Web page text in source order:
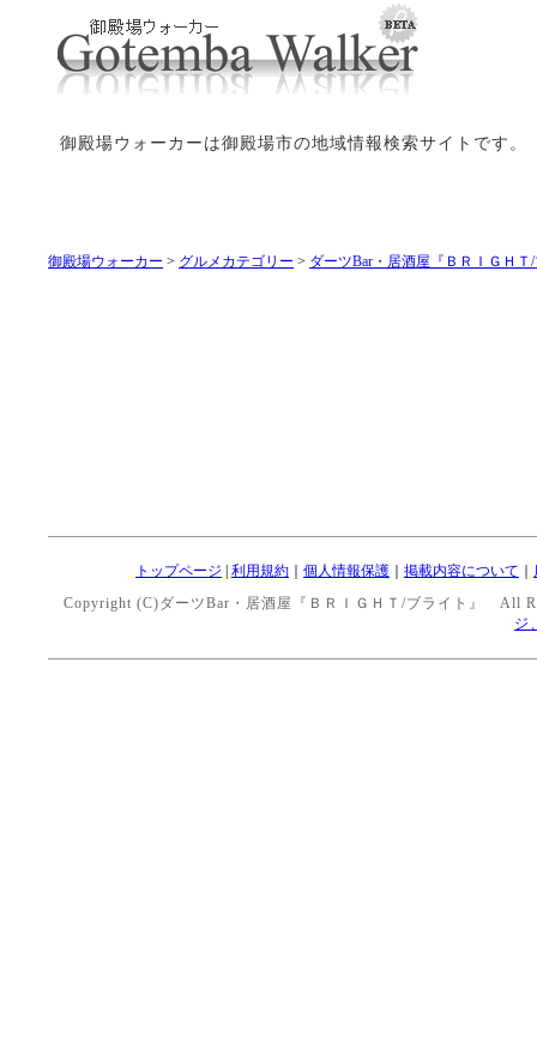
御殿場ウォーカーは御殿場市の地域情報検索サイトです。
御殿場ウォーカー > グルメカテゴリー > ダーツBar・居酒屋『ＢＲＩＧＨＴ
トップページ 利用規約 個人情報保護 掲載内容について
Copyright (C)ダーツBar・居酒屋『ＢＲＩＧＨＴ/ブライト』
ジ